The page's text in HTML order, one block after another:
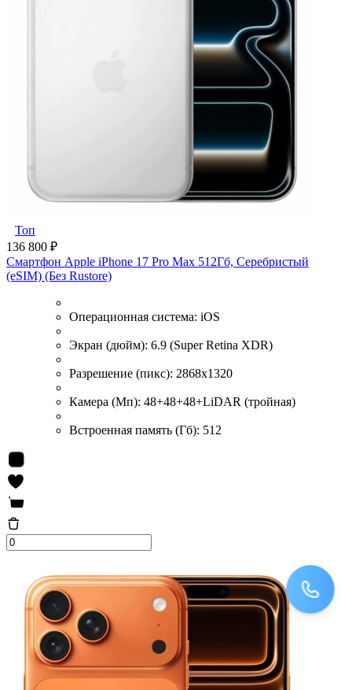
Топ
136 800 ₽
Смартфон Apple iPhone 17 Pro Max 512Гб, Серебристый
(eSIM) (Без Rustore)
Операционная система: iOS
Экран (дюйм): 6.9 (Super Retina XDR)
Разрешение (пикс): 2868x1320
Камера (Мп): 48+48+48+LiDAR (тройная)
Встроенная память (Гб): 512